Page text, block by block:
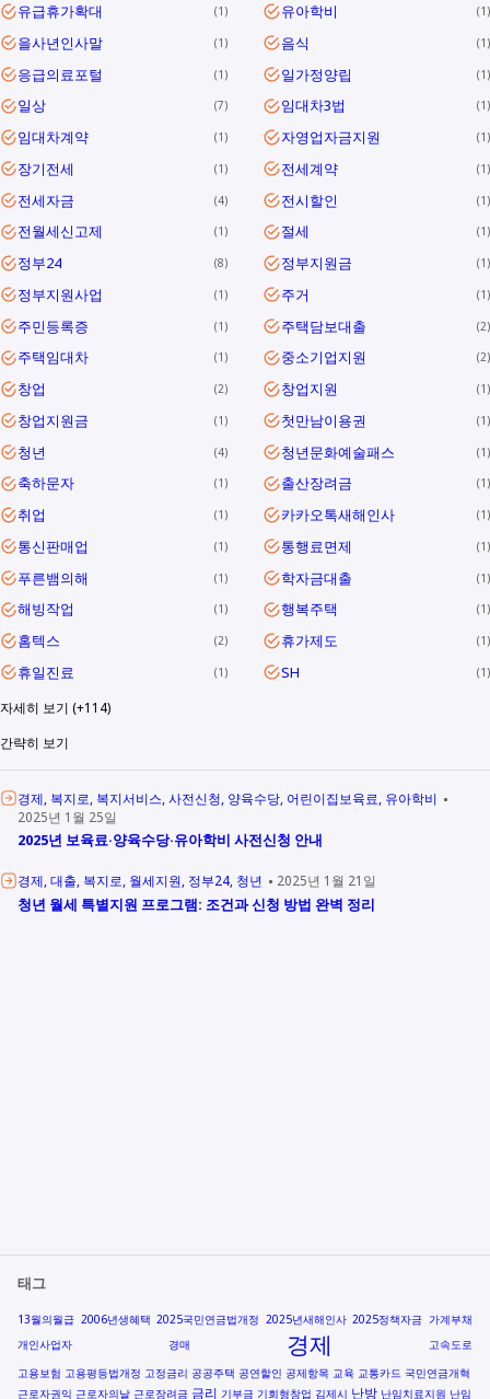
유급휴가확대 1 유아학비 1
을사년인사말 1 음식 1
응급의료포털 1 일가정양립 1
일상 7 임대차3법 1
임대차계약 1 자영업자금지원 1
장기전세 1 전세계약 1
전세자금 4 전시할인 1
전월세신고제 1 절세 1
정부24 8 정부지원금 1
정부지원사업 1 주거 1
주민등록증 1 주택담보대출 2
주택임대차 1 중소기업지원 2
창업 2 창업지원 1
창업지원금 1 첫만남이용권 1
청년 4 청년문화예술패스 1
축하문자 1 출산장려금 1
취업 1 카카오톡새해인사 1
통신판매업 1 통행료면제 1
푸른뱀의해 1 학자금대출 1
해빙작업 1 행복주택 1
홈텍스 2 휴가제도 1
휴일진료 1 SH 1
자세히 보기 (+114)
간략히 보기
경제 복지로 복지서비스 사전신청 양육수당 어린이집보육료 유아학비
2025년 1월 25일
2025년 보육료·양육수당·유아학비 사전신청 안내
경제 대출 복지로 월세지원 정부24 청년 2025년 1월 21일
청년 월세 특별지원 프로그램: 조건과 신청 방법 완벽 정리
태그
13월의월급 2006년생혜택 2025국민연금법개정 2025년새해인사 2025정책자금 가계부채
개인사업자
경매 경제
고속도로
고용보험 고용평등법개정 고정금리 공공주택 공연할인 공제항목 교육 교통카드 국민연금개혁
근로자권익 근로자의날 근로장려금 금리 기부금 기회형창업 김제시 난방 난임치료지원 난임